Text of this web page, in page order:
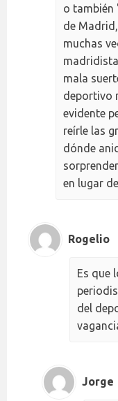
o también
de
muchas
mala
deportivo
evidente
reírle las
dónde
en lugar
Rogelio
Es que
del
Jorge